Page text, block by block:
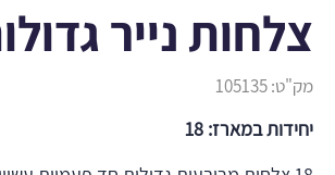
צלחות נייר
מק"ט:105135
יחידות במארז: 18